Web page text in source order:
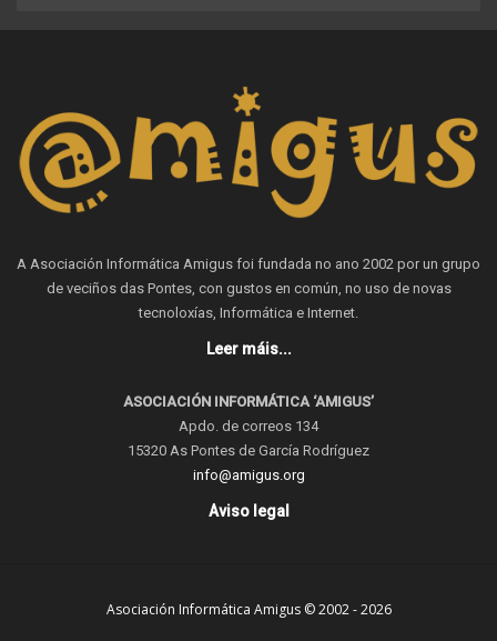
A Asociación Informática Amigus foi fundada no ano 2002 por un grupo
de veciños das Pontes, con gustos en común, no uso de novas
tecnoloxías, Informática e Internet.
Leer máis...
ASOCIACIÓN INFORMÁTICA ‘AMIGUS’
Apdo. de correos 134
15320 As Pontes de García Rodríguez
info@amigus.org
Aviso legal
Asociación Informática Amigus © 2002 - 2026